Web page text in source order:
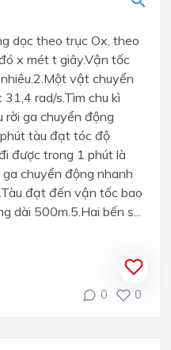
dọc theo trục Ox, theo
x mét t giây.Vận tốc
vật chuyển
rad/s.Tìm chu kì
ga chuyển động
tàu đạt tóc độ
được trong 1 phút là
chuyển động nhanh
đạt đến vận tốc bao
dài 500m.5.Hai bến s...
0 0